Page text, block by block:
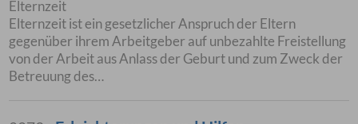
Elternzeit
Elternzeit ist ein gesetzlicher Anspruch der Eltern
gegenüber ihrem Arbeitgeber auf unbezahlte Freistellung
von der Arbeit aus Anlass der Geburt und zum Zweck der
Betreuung des…